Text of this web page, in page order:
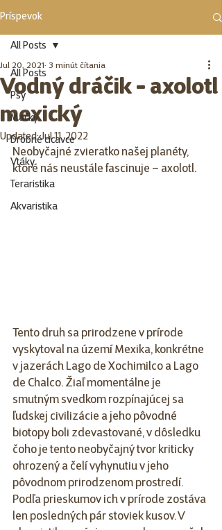
Príspevok
All Posts
Psy
Mačky
Drobné cicavce
Vtáky
Teraristika
Akvaristika
All Posts
Vodný dráčik - axolotl
mexický
Jul 20, 2021 3 minút čítania
Updated:Jul 11, 2022
Neobyčajné zvieratko našej planéty,
ktoré nás neustále fascinuje – axolotl.
Tento druh sa prirodzene v prírode
vyskytoval na území Mexika, konkrétne
v jazerách Lago de Xochimilco a Lago
de Chalco. Žiaľ momentálne je
smutným svedkom rozpínajúcej sa
ľudskej civilizácie a jeho pôvodné
biotopy boli zdevastované, v dôsledku
čoho je tento neobyčajný tvor kriticky
ohrozený a čelí vyhynutiu v jeho
pôvodnom prirodzenom prostredí.
Podľa prieskumov ich v prírode zostáva
len posledných pár stoviek kusov. V